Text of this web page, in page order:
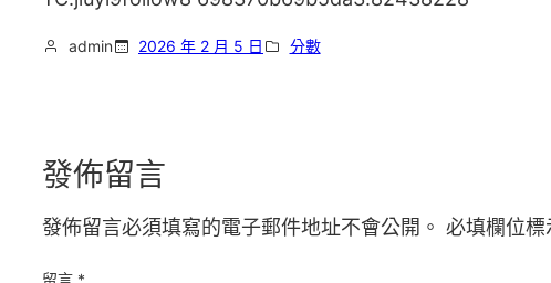
admin 2026 年 2 月 5 日 分數
發佈留言
發佈留言必須填寫的電子郵件地址不會公開。 必填欄位標
留言 *